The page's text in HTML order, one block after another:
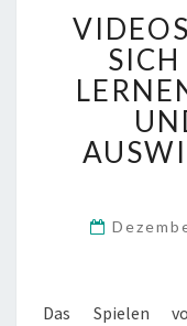
Das Spielen